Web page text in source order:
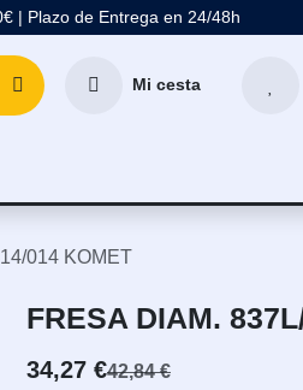
| Plazo de Entrega en 24/48h
Mi cesta
014 KOMET
FRESA DIAM.
34,27 €42,84€